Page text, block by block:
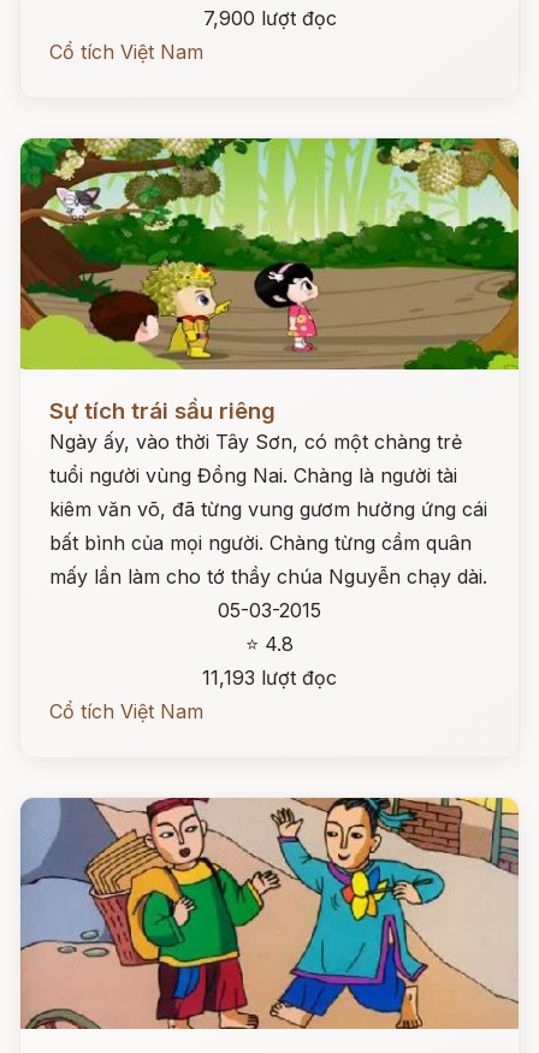
7,900 lượt đọc
Cổ tích Việt Nam
Sự tích trái sầu riêng
Ngày ấy, vào thời Tây Sơn, có một chàng trẻ
tuổi người vùng Đồng Nai. Chàng là người tài
kiêm văn võ, đã từng vung gươm hưởng ứng cái
bất bình của mọi người. Chàng từng cầm quân
mấy lần làm cho tớ thầy chúa Nguyễn chạy dài.
05-03-2015
⭐ 4.8
11,193 lượt đọc
Cổ tích Việt Nam